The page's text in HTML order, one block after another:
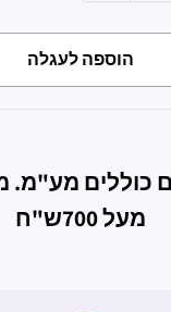
הוספה לעגלה
כוללים מע"מ.
מעל 700ש"ח